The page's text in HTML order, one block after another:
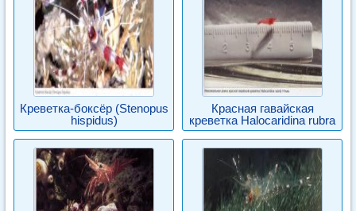
Креветка-боксёр (Stenopus
hispidus)
Красная гавайская
креветка Halocaridina rubra